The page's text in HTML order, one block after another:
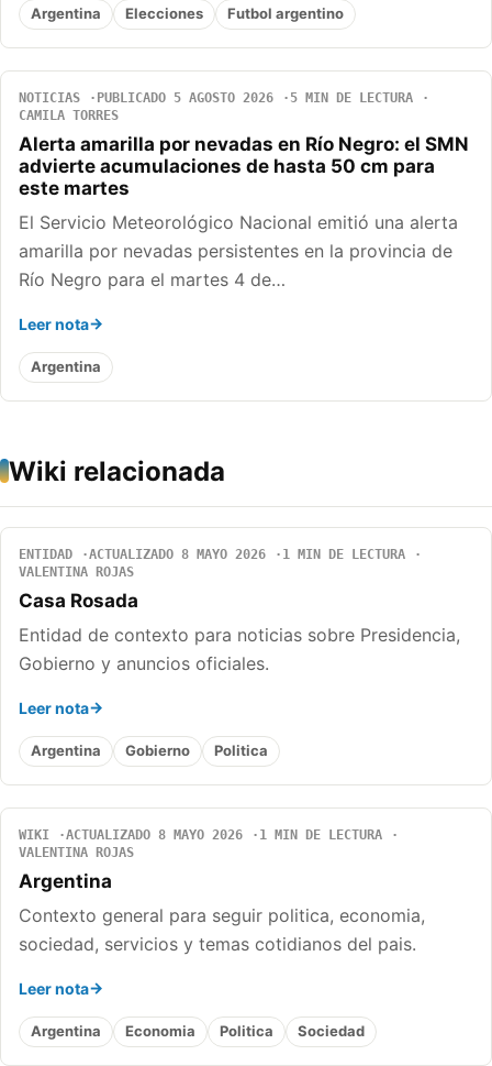
Argentina Elecciones Futbol argentino
NOTICIAS PUBLICADO 5 AGOSTO 2026
5 MIN DE LECTURA
CAMILA TORRES
Alerta amarilla por nevadas en Río Negro: el SMN
advierte acumulaciones de hasta 50 cm para
este martes
El Servicio Meteorológico Nacional emitió una alerta
amarilla por nevadas persistentes en la provincia de
Río Negro para el martes 4 de…
Leer nota
Argentina
Wiki relacionada
ENTIDAD ACTUALIZADO 8 MAYO 2026
1 MIN DE LECTURA
VALENTINA ROJAS
Casa Rosada
Entidad de contexto para noticias sobre Presidencia,
Gobierno y anuncios oficiales.
Leer nota
Argentina Gobierno Politica
WIKI ACTUALIZADO 8 MAYO 2026
1 MIN DE LECTURA
VALENTINA ROJAS
Argentina
Contexto general para seguir politica, economia,
sociedad, servicios y temas cotidianos del pais.
Leer nota
Argentina Economia Politica Sociedad